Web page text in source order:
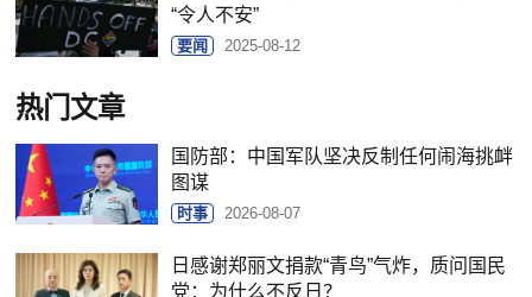
“令人不安”
要闻 2025-08-12
热门文章
国防部：中国军队坚决反制任何闹海挑衅
图谋
时事 2026-08-07
日感谢郑丽文捐款“青鸟”气炸，质问国民
党：为什么不反日？